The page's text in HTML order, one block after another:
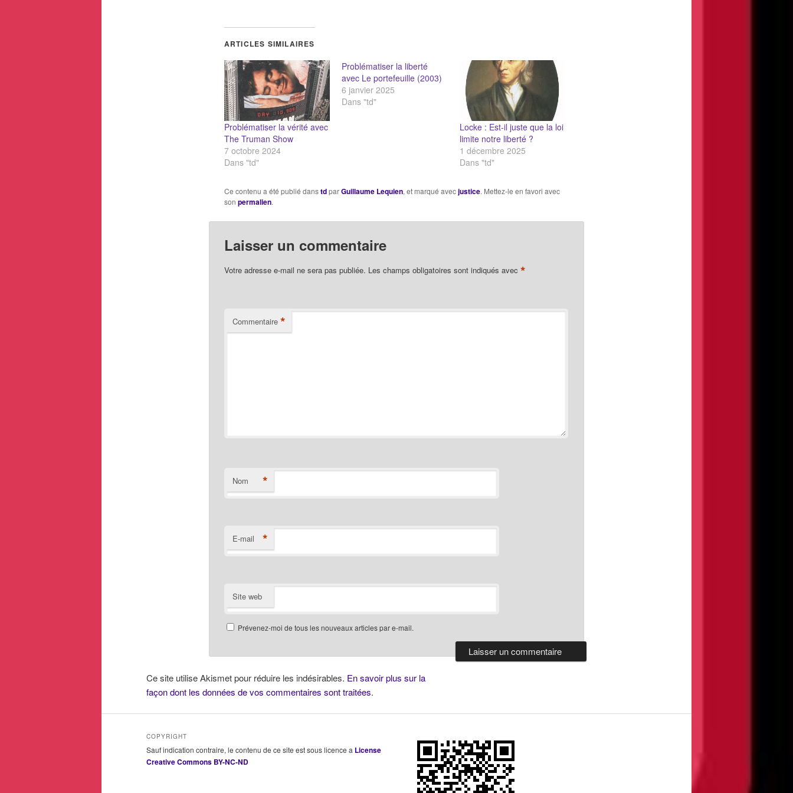
ARTICLES SIMILAIRES
Problématiser la vérité avec
The Truman Show
7 octobre 2024
Dans "td"
Problématiser la liberté
avec Le portefeuille (2003)
6 janvier 2025
Dans "td"
Locke : Est-il juste que la loi
limite notre liberté ?
1 décembre 2025
Dans "td"
Ce contenu a été publié danstdparGuillaume Lequien, et marqué avecjustice. Mettez-le en favori avec
son permalien.
Laisser un commentaire
Votre adresse e-mail ne sera pas publiée. Les champs obligatoires sont indiqués avec *
Commentaire *
Nom *
E-mail *
Site web
Prévenez-moi de tous les nouveaux articles par e-mail.
Ce site utilise Akismet pour réduire les indésirables. En savoir plus sur la
façon dont les données de vos commentaires sont traitées.
COPYRIGHT
Sauf indication contraire, le contenu de ce site est sous licence a License
Creative Commons BY-NC-ND